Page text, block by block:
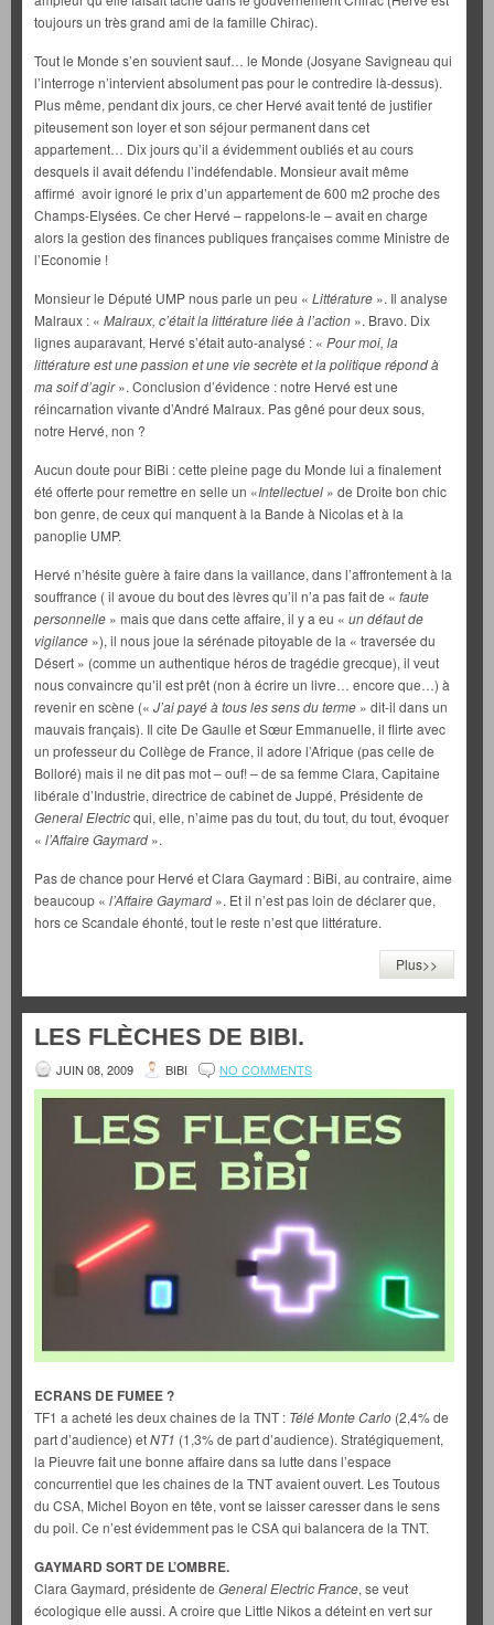
toujours un très grand ami de la famille Chirac).
Tout le Monde s’en souvient sauf… le Monde (Josyane Savigneau qui
l’interroge n’intervient absolument pas pour le contredire là-dessus).
Plus même, pendant dix jours, ce cher Hervé avait tenté de justifier
piteusement son loyer et son séjour permanent dans cet
appartement… Dix jours qu’il a évidemment oubliés et au cours
desquels il avait défendu l’indéfendable. Monsieur avait même
affirmé avoir ignoré le prix d’un appartement de 600 m2 proche des
Champs-Elysées. Ce cher Hervé – rappelons-le – avait en charge
alors la gestion des finances publiques françaises comme Ministre de
l’Economie !
Monsieur le Député UMP nous parle un peu « Littérature ». Il analyse
Malraux : « Malraux, c’était la littérature liée à l’action ». Bravo. Dix
lignes auparavant, Hervé s’était auto-analysé : « Pour moi, la
littérature est une passion et une vie secrète et la politique répond à
ma soif d’agir». Conclusion d’évidence : notre Hervé est une
réincarnation vivante d’André Malraux. Pas gêné pour deux sous,
notre Hervé, non ?
Aucun doute pour BiBi : cette pleine page du Monde lui a finalement
été offerte pour remettre en selle un «Intellectuel » de Droite bon chic
bon genre, de ceux qui manquent à la Bande à Nicolas et à la
panoplie UMP.
Hervé n’hésite guère à faire dans la vaillance, dans l’affrontement à la
souffrance ( il avoue du bout des lèvres qu’il n’a pas fait de « faute
personnelle » mais que dans cette affaire, il y a eu « un défaut de
vigilance »), il nous joue la sérénade pitoyable de la « traversée du
Désert » (comme un authentique héros de tragédie grecque), il veut
nous convaincre qu’il est prêt (non à écrire un livre… encore que…) à
revenir en scène (« J’ai payé à tous les sens du terme » dit-il dans un
mauvais français). Il cite De Gaulle et Sœur Emmanuelle, il flirte avec
un professeur du Collège de France, il adore l’Afrique (pas celle de
Bolloré) mais il ne dit pas mot – ouf! – de sa femme Clara, Capitaine
libérale d’Industrie, directrice de cabinet de Juppé, Présidente de
General Electricqui, elle, n’aime pas du tout, du tout, du tout, évoquer
« l’Affaire Gaymard ».
Pas de chance pour Hervé et Clara Gaymard : BiBi, au contraire, aime
beaucoup « l’Affaire Gaymard ». Et il n’est pas loin de déclarer que,
hors ce Scandale éhonté, tout le reste n’est que littérature.
Plus>>
LES FLÈCHES DE BIBI.
JUIN 08, 2009 BIBI NO COMMENTS
ECRANS DE FUMEE ?
TF1 a acheté les deux chaines de la TNT : Télé Monte Carlo (2,4% de
part d’audience) etNT1 (1,3% de part d’audience). Stratégiquement,
la Pieuvre fait une bonne affaire dans sa lutte dans l’espace
concurrentiel que les chaines de la TNT avaient ouvert. Les Toutous
du CSA, Michel Boyon en tête, vont se laisser caresser dans le sens
du poil. Ce n’est évidemment pas le CSA qui balancera de la TNT.
GAYMARD SORT DE L’OMBRE.
Clara Gaymard, présidente de General Electric France, se veut
écologique elle aussi. A croire que Little Nikos a déteint en vert sur